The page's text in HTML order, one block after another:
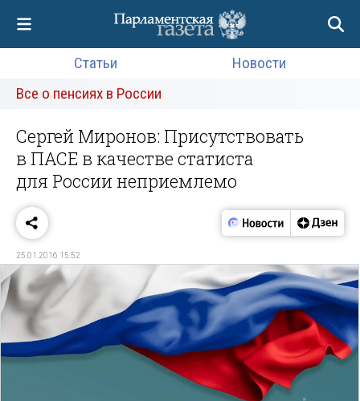
Статьи
Новости
Все о пенсиях в России
Сергей Миронов: Присутствовать
в ПАСЕ в качестве статиста
для России неприемлемо
25.01.2016 15:52